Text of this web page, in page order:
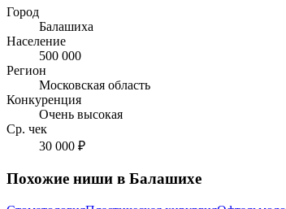
Город
Балашиха
Население
500 000
Регион
Московская область
Конкуренция
Очень высокая
Ср. чек
30 000 ₽
Похожие ниши в Балашихе